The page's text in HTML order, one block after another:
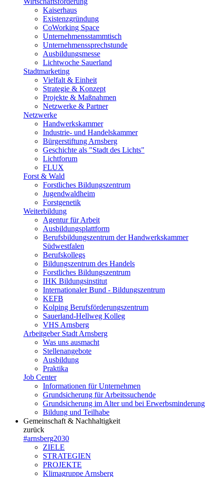
Kaiserhaus
Existenzgründung
CoWorking Space
Unternehmensstammtisch
Unternehmenssprechstunde
Ausbildungsmesse
Lichtwoche Sauerland
Stadtmarketing
Vielfalt & Einheit
Strategie & Konzept
Projekte & Maßnahmen
Netzwerke & Partner
Netzwerke
Handwerkskammer
Industrie- und Handelskammer
Bürgerstiftung Arnsberg
Geschichte als "Stadt des Lichts"
Lichtforum
FLUX
Forst & Wald
Forstliches Bildungszentrum
Jugendwaldheim
Forstgenetik
Weiterbildung
Agentur für Arbeit
Ausbildungsplattform
Berufsbildungszentrum der Handwerkskammer
Südwestfalen
Berufskollegs
Bildungszentrum des Handels
Forstliches Bildungszentrum
IHK Bildungsinstitut
Internationaler Bund - Bildungszentrum
KEFB
Kolping Berufsförderungszentrum
Sauerland-Hellweg Kolleg
VHS Arnsberg
Arbeitgeber Stadt Arnsberg
Was uns ausmacht
Stellenangebote
Ausbildung
Praktika
Job Center
Informationen für Unternehmen
Grundsicherung für Arbeitssuchende
Grundsicherung im Alter und bei Erwerbsminderung
Bildung und Teilhabe
Gemeinschaft & Nachhaltigkeit
zurück
#arnsberg2030
ZIELE
STRATEGIEN
PROJEKTE
Klimagruppe Arnsberg